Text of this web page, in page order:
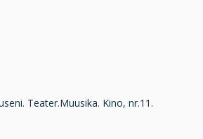
Teater.Muusika. Kino, nr.11.